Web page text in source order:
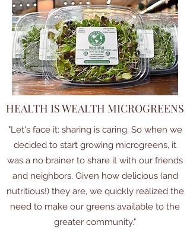
HEALTH IS WEALTH MICROGREENS
"Let's face it: sharing is caring. So when we
decided to start growing microgreens, it
was a no brainer to share it with our friends
and neighbors. Given how delicious (and
nutritious!) they are, we quickly realized the
need to make our greens available to the
greater community."